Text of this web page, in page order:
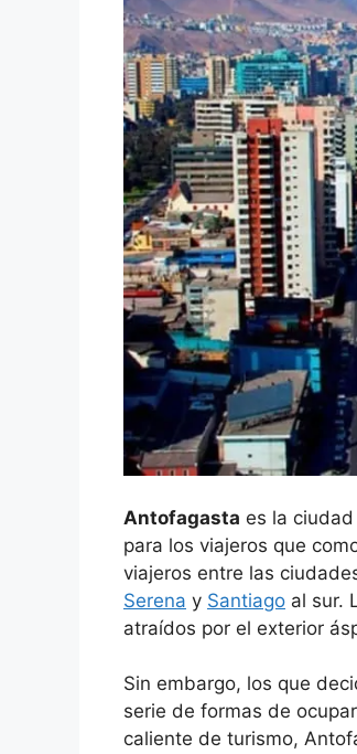
Antofagasta es la
para los viajeros que
viajeros entre las
Serena y Santiago al sur.
atraídos por el exterior
Sin embargo, los que
serie de formas de
caliente de turismo,